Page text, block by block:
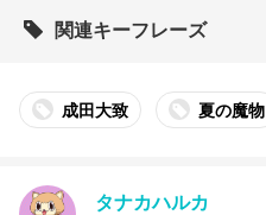
関連キーフレーズ
成田大致 夏の魔物
タナカハルカ